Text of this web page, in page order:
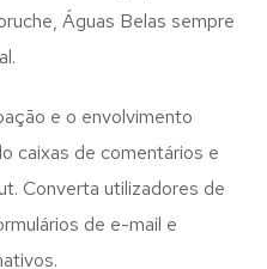
Águas Belas sempre
e o envolvimento
caixas de comentários e
Converta utilizadores de
de e-mail e